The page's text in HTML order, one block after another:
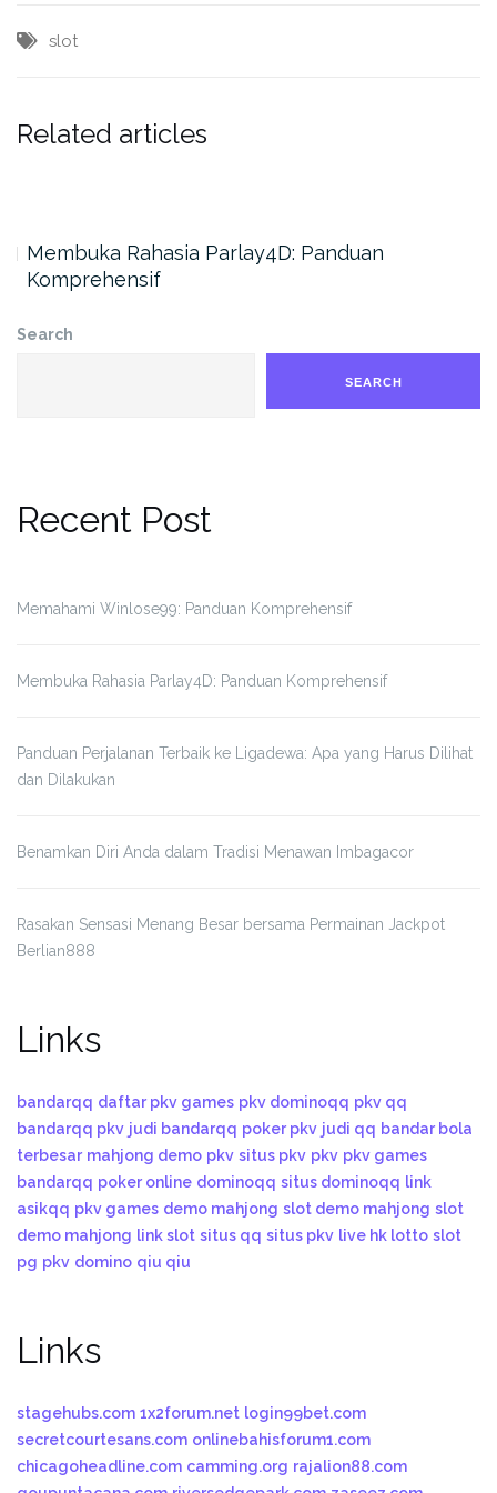
slot
Related articles
Membuka Rahasia Parlay4D: Panduan
Komprehensif
Search
SEARCH
Recent Post
Memahami Winlose99: Panduan Komprehensif
Membuka Rahasia Parlay4D: Panduan Komprehensif
Panduan Perjalanan Terbaik ke Ligadewa: Apa yang Harus Dilihat
dan Dilakukan
Benamkan Diri Anda dalam Tradisi Menawan Imbagacor
Rasakan Sensasi Menang Besar bersama Permainan Jackpot
Berlian888
Links
bandarqq daftar pkv games pkv dominoqq pkv qq
bandarqq pkv judi bandarqq poker pkv judi qq bandar bola
terbesar mahjong demo pkv situs pkv pkv pkv games
bandarqq poker online dominoqq situs dominoqq link
asikqq pkv games demo mahjong slot demo mahjong slot
demo mahjong link slot situs qq situs pkv live hk lotto slot
pg pkv domino qiu qiu
Links
stagehubs.com 1x2forum.net login99bet.com
secretcourtesans.com onlinebahisforum1.com
chicagoheadline.com camming.org rajalion88.com